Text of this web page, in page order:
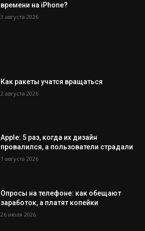
времени на iPhone?
3 августа 2026
Как ракеты учатся вращаться
2 августа 2026
Apple: 5 раз, когда их дизайн
провалился, а пользователи страдали
1 августа 2026
Опросы на телефоне: как обещают
заработок, а платят копейки
26 июля 2026